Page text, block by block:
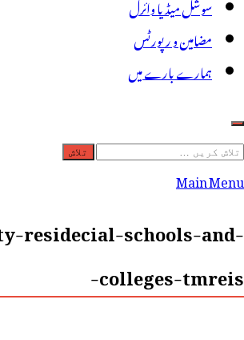
سوشل میڈیا وائرل
مضامین و رپورٹس
ہمارے بارے میں
تلاش
کریں
Main Menu
residecial-schools-and-
colleges-tmreis-